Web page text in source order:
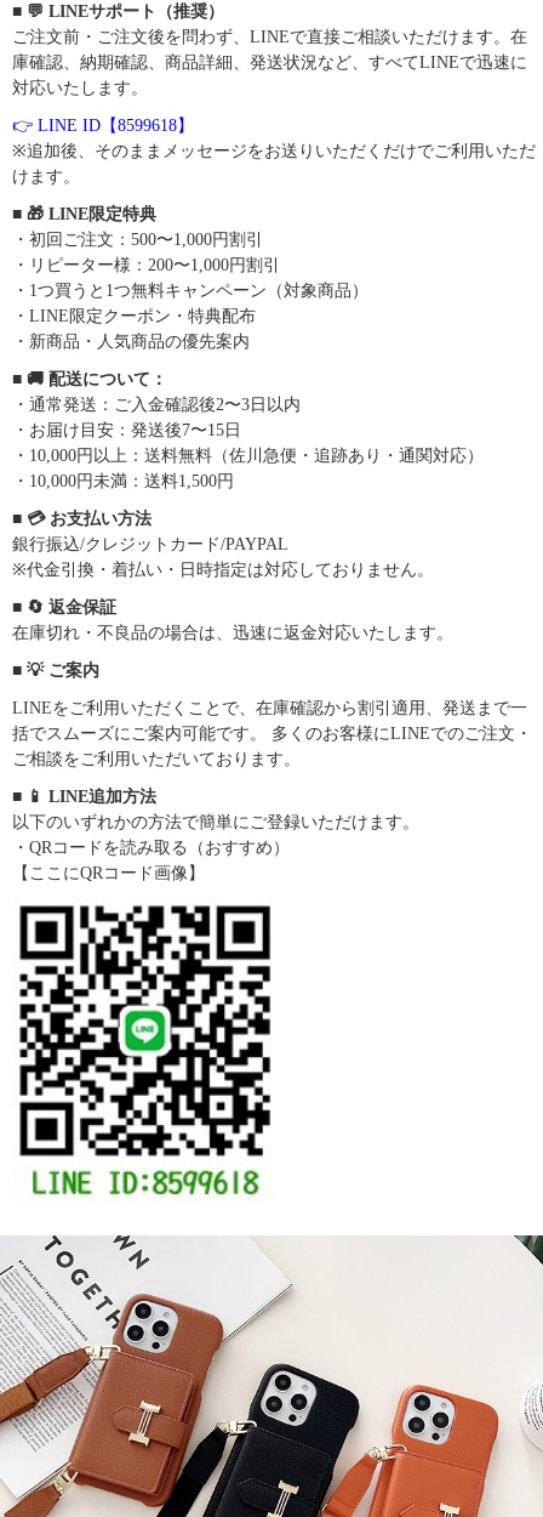
■ 💬 LINEサポート（推奨）
ご注文前・ご注文後を問わず、LINEで直接ご相談いただけます。在
庫確認、納期確認、商品詳細、発送状況など、すべてLINEで迅速に
対応いたします。
👉 LINE ID【8599618】
※追加後、そのままメッセージをお送りいただくだけでご利用いただ
けます。
■ 🎁 LINE限定特典
・初回ご注文：500〜1,000円割引
・リピーター様：200〜1,000円割引
・1つ買うと1つ無料キャンペーン（対象商品）
・LINE限定クーポン・特典配布
・新商品・人気商品の優先案内
■ 🚚 配送について：
・通常発送：ご入金確認後2〜3日以内
・お届け目安：発送後7〜15日
・10,000円以上：送料無料（佐川急便・追跡あり・通関対応）
・10,000円未満：送料1,500円
■ 💳 お支払い方法
銀行振込/クレジットカード/PAYPAL
※代金引換・着払い・日時指定は対応しておりません。
■ 🔄 返金保証
在庫切れ・不良品の場合は、迅速に返金対応いたします。
■ 💡 ご案内
LINEをご利用いただくことで、在庫確認から割引適用、発送まで一
括でスムーズにご案内可能です。 多くのお客様にLINEでのご注文・
ご相談をご利用いただいております。
■ 📱 LINE追加方法
以下のいずれかの方法で簡単にご登録いただけます。
・QRコードを読み取る（おすすめ）
【ここにQRコード画像】